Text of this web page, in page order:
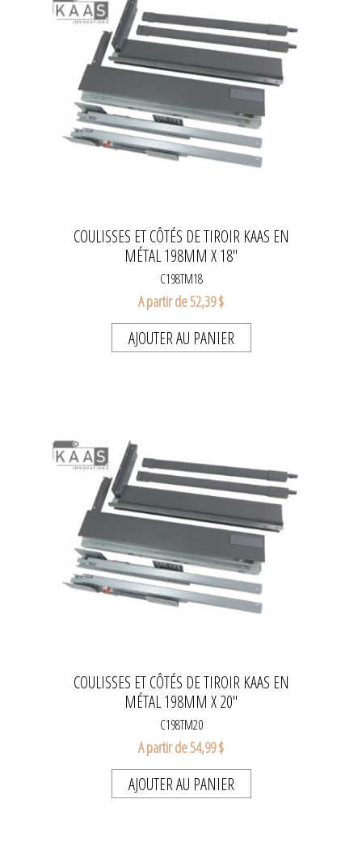
COULISSES ET CÔTÉS DE TIROIR KAAS EN
MÉTAL 198MM X 18''
C198TM18
A partir de 52,39 $
AJOUTER AU PANIER
COULISSES ET CÔTÉS DE TIROIR KAAS EN
MÉTAL 198MM X 20''
C198TM20
A partir de 54,99 $
AJOUTER AU PANIER